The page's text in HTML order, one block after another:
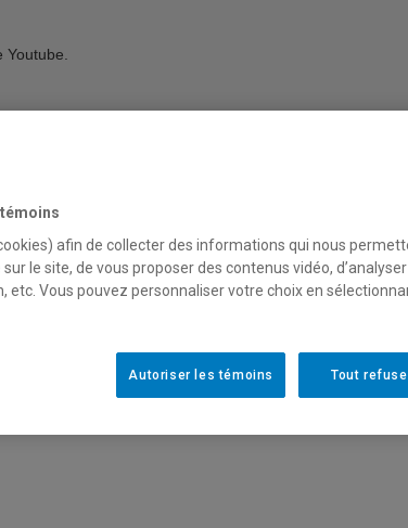
afin de collecter des informations qui nous
le site, de vous proposer des contenus vidéo,
Vous pouvez personnaliser votre choix en
Tout
Autoriser les témoins